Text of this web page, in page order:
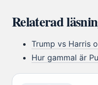
Relaterad
Trump vs Harris
Hur gammal är